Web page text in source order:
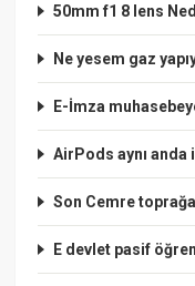
50mm f1 8 lens
Ne yesem gaz
E-İmza
AirPods aynı anda
Son Cemre
E devlet pasif